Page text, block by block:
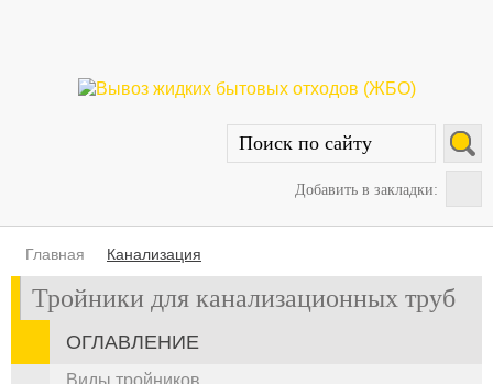
Добавить в закладки:
Главная Канализация
Тройники для канализационных труб
ОГЛАВЛЕНИЕ
Виды тройников